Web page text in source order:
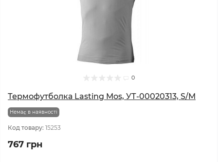
0
Термофутболка Lasting Mos, УТ-00020313, S/M
Немає в наявності
Код товару: 15253
767 грн